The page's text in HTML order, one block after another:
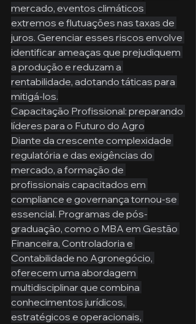
mercado, eventos climáticos
extremos e flutuações nas taxas de
juros. Gerenciar esses riscos envolve
identificar ameaças que prejudiquem
a produção e reduzam a
rentabilidade, adotando táticas para
mitigá-los.
Capacitação Profissional: preparando
líderes para o Futuro do Agro
Diante da crescente complexidade
regulatória e das exigências do
mercado, a formação de
profissionais capacitados em
compliance e governança tornou-se
essencial. Programas de pós-
graduação, como o MBA em Gestão
Financeira, Controladoria e
Contabilidade no Agronegócio,
oferecem uma abordagem
multidisciplinar que combina
conhecimentos jurídicos,
estratégicos e operacionais,